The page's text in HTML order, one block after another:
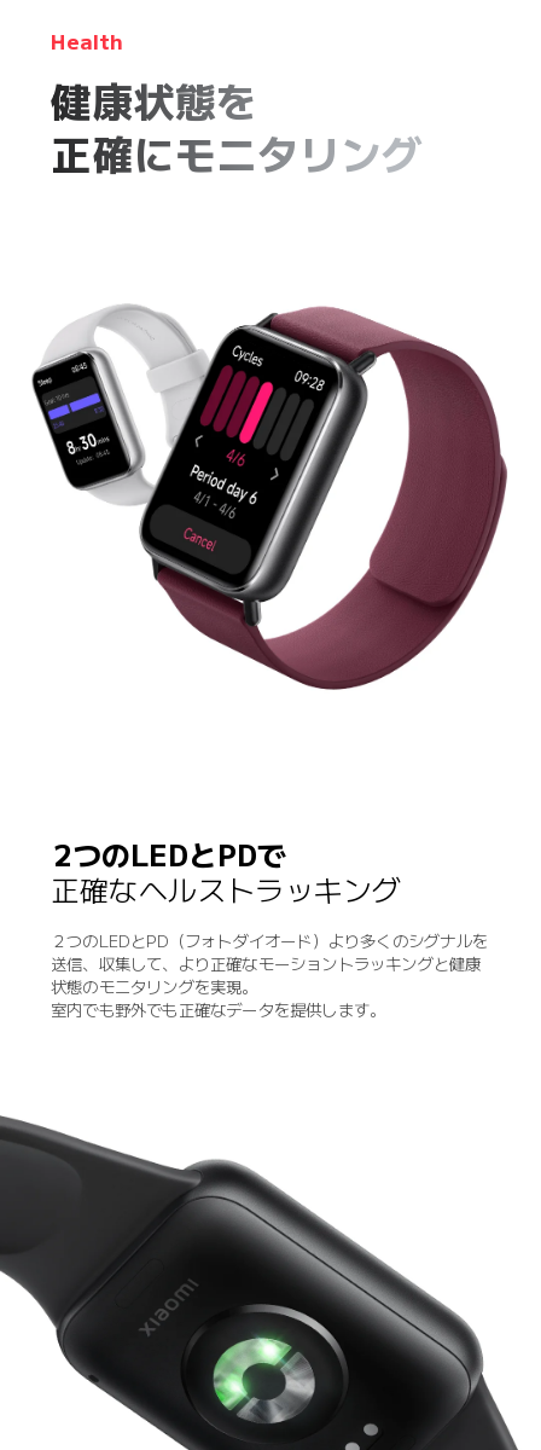
Health
健康状態を
正確にモニタリング
2つのLEDとPDで
正確なヘルストラッキング
２つのLEDとPD（フォトダイオード）より多くのシグナルを
送信、収集して、より正確なモーショントラッキングと健康
状態のモニタリングを実現。
室内でも野外でも正確なデータを提供します。